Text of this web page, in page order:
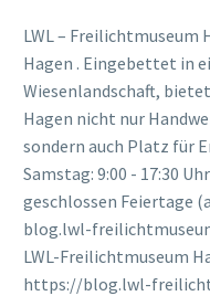
LWL – Freilichtmuseum
Hagen . Eingebettet in
Wiesenlandschaft,
Hagen nicht nur
sondern auch Platz für
Samstag: 9:00 - 17:30
geschlossen Feiertage
blog.lwl-
LWL-Freilichtmuseum
https://blog.lwl-